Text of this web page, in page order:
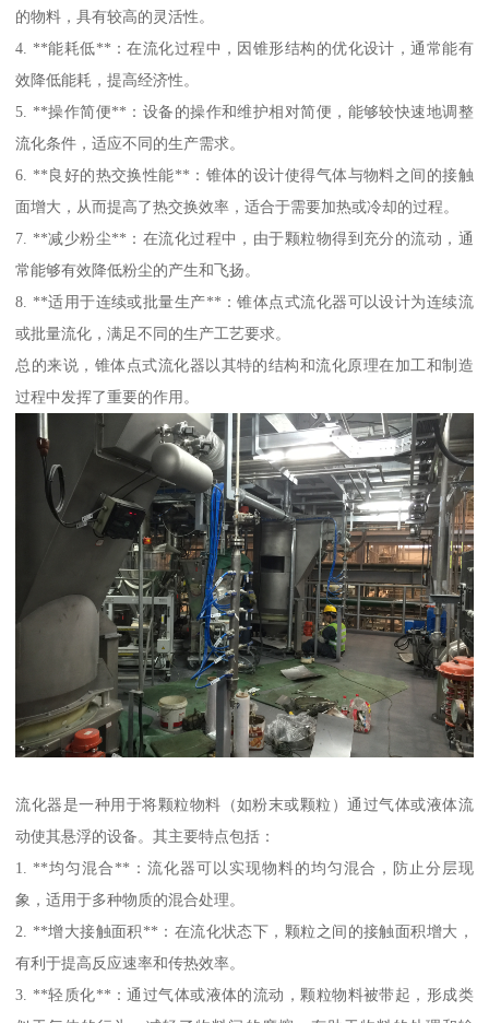
的物料，具有较高的灵活性。
4. **能耗低**：在流化过程中，因锥形结构的优化设计，通常能有
效降低能耗，提高经济性。
5. **操作简便**：设备的操作和维护相对简便，能够较快速地调整
流化条件，适应不同的生产需求。
6. **良好的热交换性能**：锥体的设计使得气体与物料之间的接触
面增大，从而提高了热交换效率，适合于需要加热或冷却的过程。
7. **减少粉尘**：在流化过程中，由于颗粒物得到充分的流动，通
常能够有效降低粉尘的产生和飞扬。
8. **适用于连续或批量生产**：锥体点式流化器可以设计为连续流
或批量流化，满足不同的生产工艺要求。
总的来说，锥体点式流化器以其特的结构和流化原理在加工和制造
过程中发挥了重要的作用。
流化器是一种用于将颗粒物料（如粉末或颗粒）通过气体或液体流
动使其悬浮的设备。其主要特点包括：
1. **均匀混合**：流化器可以实现物料的均匀混合，防止分层现
象，适用于多种物质的混合处理。
2. **增大接触面积**：在流化状态下，颗粒之间的接触面积增大，
有利于提高反应速率和传热效率。
3. **轻质化**：通过气体或液体的流动，颗粒物料被带起，形成类